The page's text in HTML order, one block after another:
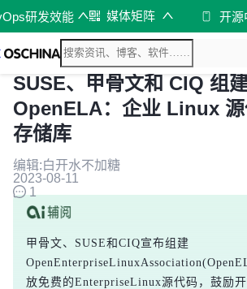
研发效能 媒体矩阵 开源
SUSE、甲骨文和 CIQ 组
OpenELA：企业 Linux
存储库
编辑:白开水不加糖
2023-08-11
1
甲骨文、SUSE和CIQ宣布组建
放免费的EnterpriseLinux源代码，鼓励